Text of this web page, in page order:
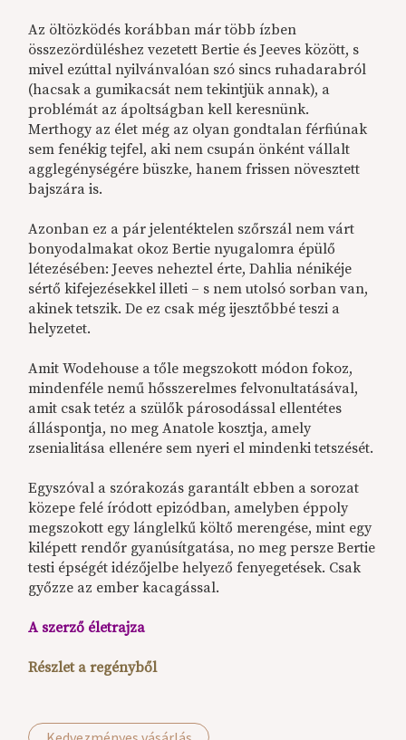
Az öltözködés korábban már több ízben
összezördüléshez vezetett Bertie és Jeeves között, s
mivel ezúttal nyilvánvalóan szó sincs ruhadarabról
(hacsak a gumikacsát nem tekintjük annak), a
problémát az ápoltságban kell keresnünk.
Merthogy az élet még az olyan gondtalan férfiúnak
sem fenékig tejfel, aki nem csupán önként vállalt
agglegénységére büszke, hanem frissen növesztett
bajszára is.
Azonban ez a pár jelentéktelen szőrszál nem várt
bonyodalmakat okoz Bertie nyugalomra épülő
létezésében: Jeeves neheztel érte, Dahlia nénikéje
sértő kifejezésekkel illeti – s nem utolsó sorban van,
akinek tetszik. De ez csak még ijesztőbbé teszi a
helyzetet.
Amit Wodehouse a tőle megszokott módon fokoz,
mindenféle nemű hősszerelmes felvonultatásával,
amit csak tetéz a szülők párosodással ellentétes
álláspontja, no meg Anatole kosztja, amely
zsenialitása ellenére sem nyeri el mindenki tetszését.
Egyszóval a szórakozás garantált ebben a sorozat
közepe felé íródott epizódban, amelyben éppoly
megszokott egy lánglelkű költő merengése, mint egy
kilépett rendőr gyanúsítgatása, no meg persze Bertie
testi épségét idézőjelbe helyező fenyegetések. Csak
győzze az ember kacagással.
A szerző életrajza
Részlet a regényből